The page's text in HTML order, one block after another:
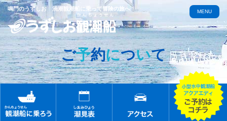
鳴門のうずしお 渦潮観潮船に乗って冒険の旅へ！ MENU
ご予約について